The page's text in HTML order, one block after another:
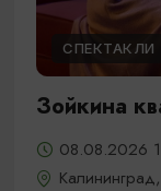
СПЕКТАКЛИ
Зойкина
08.08.2026